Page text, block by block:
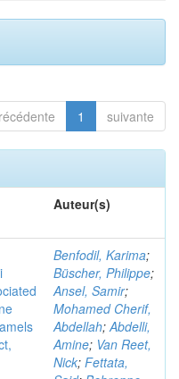
1 suivante
Auteur(s)
Benfodil, Karima;
Büscher, Philippe;
Ansel, Samir;
Mohamed Cherif,
Abdellah;Abdelli,
Amine; Van Reet,
Nick; Fettata,